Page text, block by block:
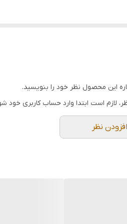
این محصول نظر خود را بنویسید.
لازم است ابتدا وارد حساب کاربری خود
افزودن نظر